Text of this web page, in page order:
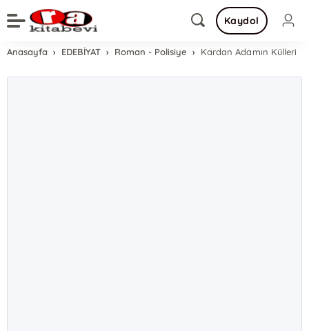
Kaydol
Anasayfa EDEBİYAT Roman - Polisiye Kardan Adamın Külleri